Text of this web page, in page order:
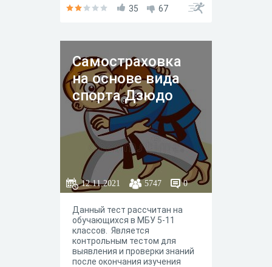
35 67
Самостраховка
на основе вида
спорта Дзюдо
12.11.2021 5747 0
Данный тест рассчитан на
обучающихся в МБУ 5-11
классов. Является
контрольным тестом для
выявления и проверки знаний
после окончания изучения